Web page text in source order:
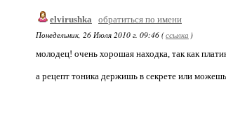
elvirushka
обратиться по имени
Понедельник, 26 Июля 2010 г. 09:46 (ссылка )
молодец! очень хорошая находка, так как
а рецепт тоника держишь в секрете или